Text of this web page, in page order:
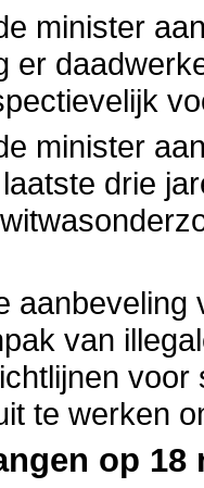
minister
er
minister
drie
van
te werken
op 18